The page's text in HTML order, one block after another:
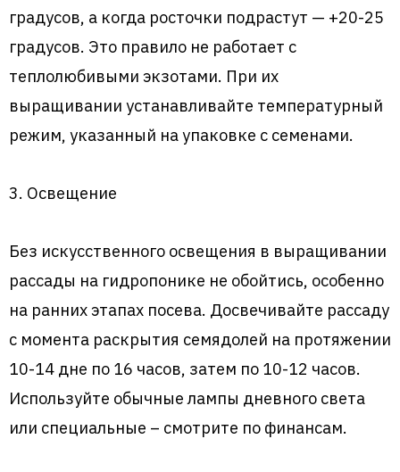
градусов, а когда росточки подрастут — +20-25
градусов. Это правило не работает с
теплолюбивыми экзотами. При их
выращивании устанавливайте температурный
режим, указанный на упаковке с семенами.
3. Освещение
Без искусственного освещения в выращивании
рассады на гидропонике не обойтись, особенно
на ранних этапах посева. Досвечивайте рассаду
с момента раскрытия семядолей на протяжении
10-14 дне по 16 часов, затем по 10-12 часов.
Используйте обычные лампы дневного света
или специальные – смотрите по финансам.